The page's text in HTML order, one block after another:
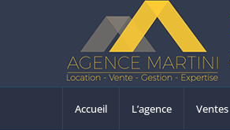
Accueil L’agence Ventes